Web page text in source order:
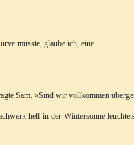
müsste, glaube ich, eine
Sam. »Sind wir vollkommen
hell in der Wintersonne